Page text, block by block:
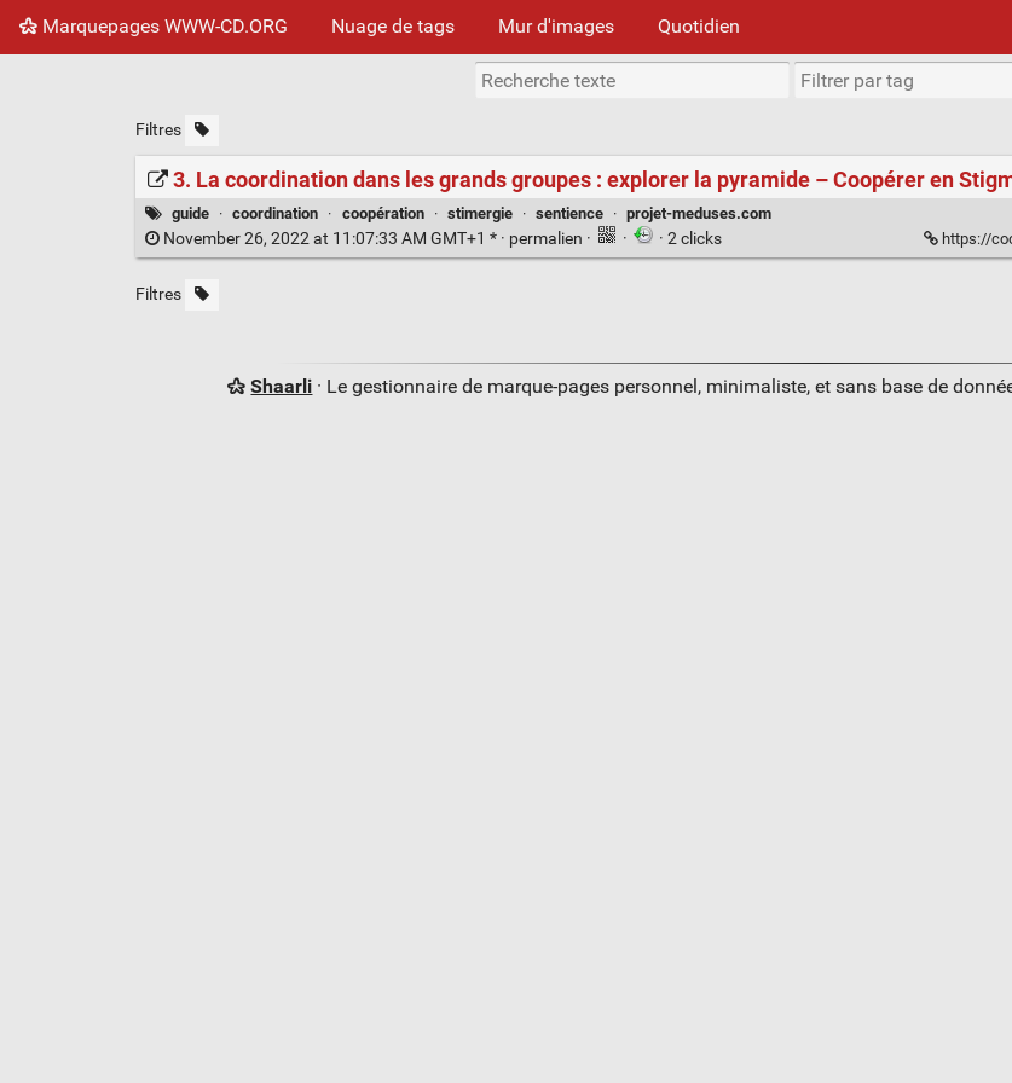
Marquepages WWW-CD.ORG Nuage de tags Mur d'images Quotidien
Filtres
3. La coordination dans les grands groupes : explorer la pyramide – Coopérer en
guide · coordination · coopération · stimergie · sentience · projet-meduses.com
November 26, 2022 at 11:07:33 AM GMT+1 * · permalien · · · 2 clicks https://
Filtres
Shaarli · Le gestionnaire de marque-pages personnel, minimaliste, et sans base de